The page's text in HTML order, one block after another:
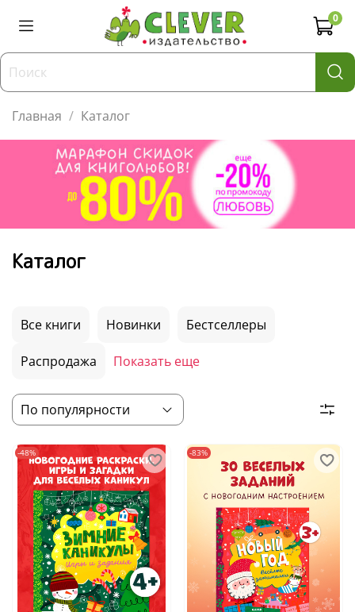
0
Главная Каталог
Каталог
Все книги Новинки Бестселлеры
Распродажа Показать еще
-48% -83%